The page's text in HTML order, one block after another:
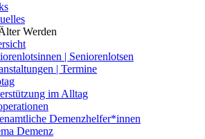
Werden
| Seniorenlotsen
| Termine
im Alltag
Demenzhelfer*innen
Demenz